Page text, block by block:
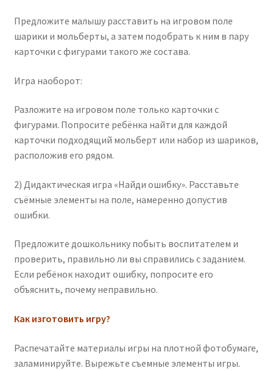
Предложите малышу расставить на игровом поле
шарики и мольберты, а затем подобрать к ним в пару
карточки с фигурами такого же состава.
Игра наоборот:
Разложите на игровом поле только карточки с
фигурами. Попросите ребёнка найти для каждой
карточки подходящий мольберт или набор из шариков,
расположив его рядом.
2) Дидактическая игра «Найди ошибку». Расставьте
съёмные элементы на поле, намеренно допустив
ошибки.
Предложите дошкольнику побыть воспитателем и
проверить, правильно ли вы справились с заданием.
Если ребёнок находит ошибку, попросите его
объяснить, почему неправильно.
Как изготовить игру?
Распечатайте материалы игры на плотной фотобумаге,
заламинируйте. Вырежьте съемные элементы игры.